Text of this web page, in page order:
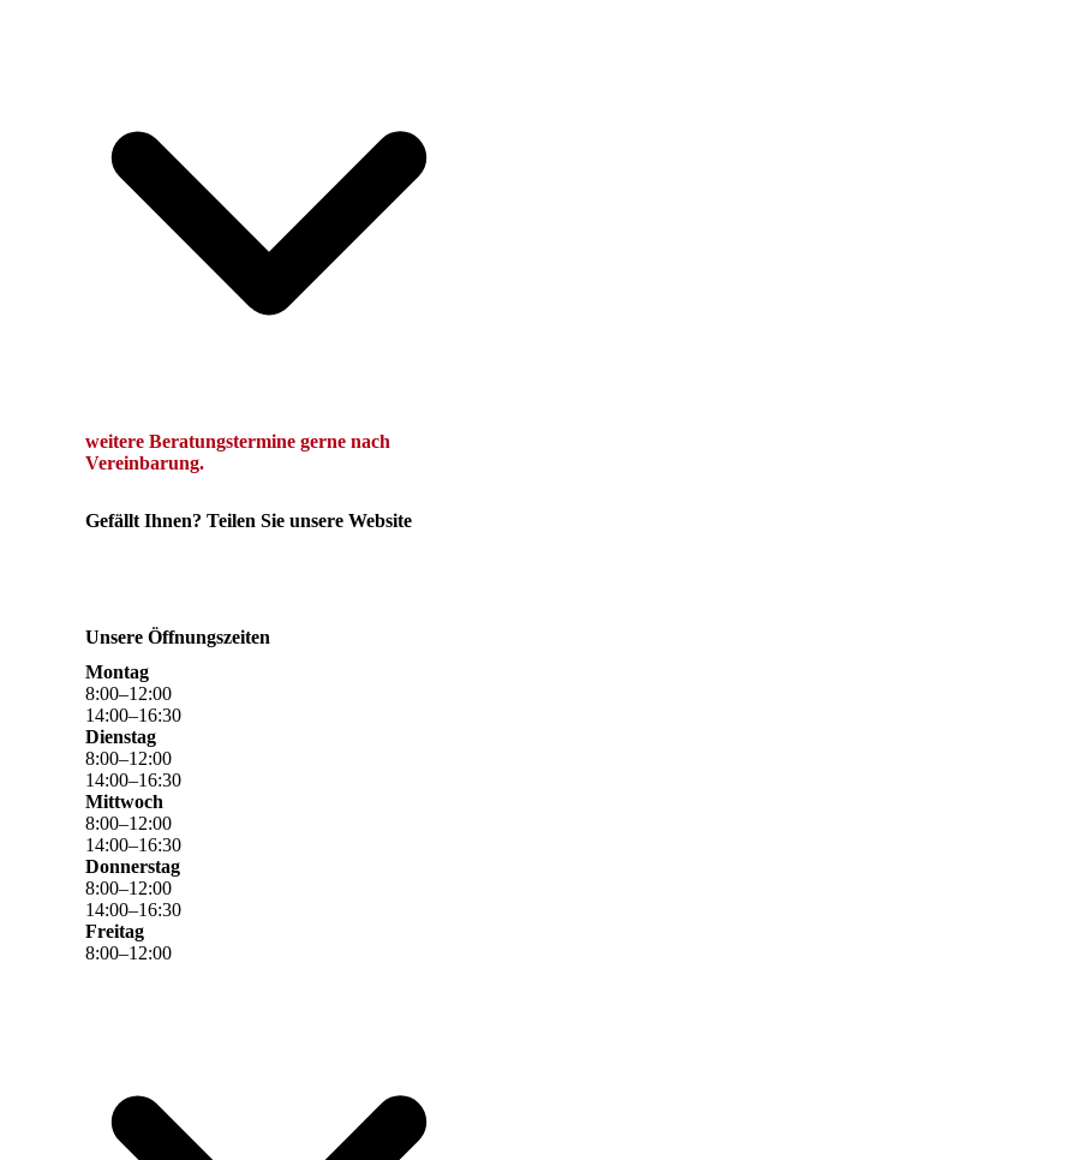
weitere Beratungstermine gerne nach
Vereinbarung.
Gefällt Ihnen? Teilen Sie unsere Website
Unsere Öffnungszeiten
Montag
8:00–12:00
14:00–16:30
Dienstag
8:00–12:00
14:00–16:30
Mittwoch
8:00–12:00
14:00–16:30
Donnerstag
8:00–12:00
14:00–16:30
Freitag
8:00–12:00